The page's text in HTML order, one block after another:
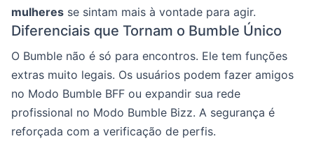
mulheres se sintam mais à vontade para agir.
Diferenciais que Tornam o Bumble Único
O Bumble não é só para encontros. Ele tem funções
extras muito legais. Os usuários podem fazer amigos
no Modo Bumble BFF ou expandir sua rede
profissional no Modo Bumble Bizz. A segurança é
reforçada com a verificação de perfis.